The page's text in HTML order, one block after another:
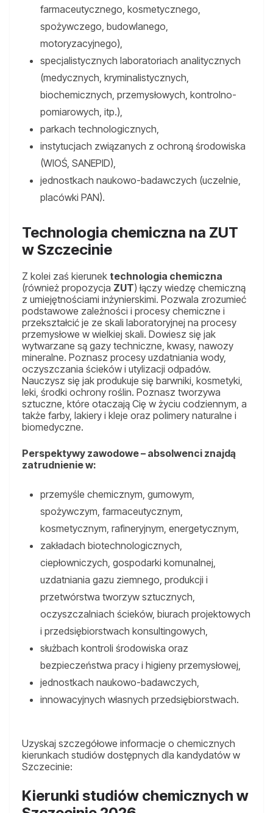
farmaceutycznego, kosmetycznego,
spożywczego, budowlanego,
motoryzacyjnego),
specjalistycznych laboratoriach analitycznych
(medycznych, kryminalistycznych,
biochemicznych, przemysłowych, kontrolno-
pomiarowych, itp.),
parkach technologicznych,
instytucjach związanych z ochroną środowiska
(WIOŚ, SANEPID),
jednostkach naukowo-badawczych (uczelnie,
placówki PAN).
Technologia chemiczna na ZUT
w Szczecinie
Z kolei zaś kierunek technologia chemiczna
(również propozycja ZUT) łączy wiedzę chemiczną
z umiejętnościami inżynierskimi. Pozwala zrozumieć
podstawowe zależności i procesy chemiczne i
przekształcić je ze skali laboratoryjnej na procesy
przemysłowe w wielkiej skali. Dowiesz się jak
wytwarzane są gazy techniczne, kwasy, nawozy
mineralne. Poznasz procesy uzdatniania wody,
oczyszczania ścieków i utylizacji odpadów.
Nauczysz się jak produkuje się barwniki, kosmetyki,
leki, środki ochrony roślin. Poznasz tworzywa
sztuczne, które otaczają Cię w życiu codziennym, a
także farby, lakiery i kleje oraz polimery naturalne i
biomedyczne.
Perspektywy zawodowe – absolwenci znajdą
zatrudnienie w:
przemyśle chemicznym, gumowym,
spożywczym, farmaceutycznym,
kosmetycznym, rafineryjnym, energetycznym,
zakładach biotechnologicznych,
ciepłowniczych, gospodarki komunalnej,
uzdatniania gazu ziemnego, produkcji i
przetwórstwa tworzyw sztucznych,
oczyszczalniach ścieków, biurach projektowych
i przedsiębiorstwach konsultingowych,
służbach kontroli środowiska oraz
bezpieczeństwa pracy i higieny przemysłowej,
jednostkach naukowo-badawczych,
innowacyjnych własnych przedsiębiorstwach.
Uzyskaj szczegółowe informacje o chemicznych
kierunkach studiów dostępnych dla kandydatów w
Szczecinie:
Kierunki studiów chemicznych w